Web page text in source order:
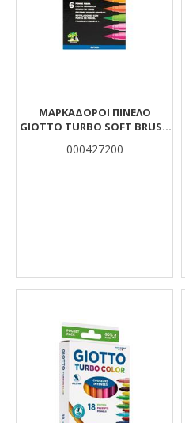
ΜΑΡΚΑΔΟΡΟΙ ΠΙΝΕΛΟ
GIOTTO TURBO SOFT BRUSH
000427200